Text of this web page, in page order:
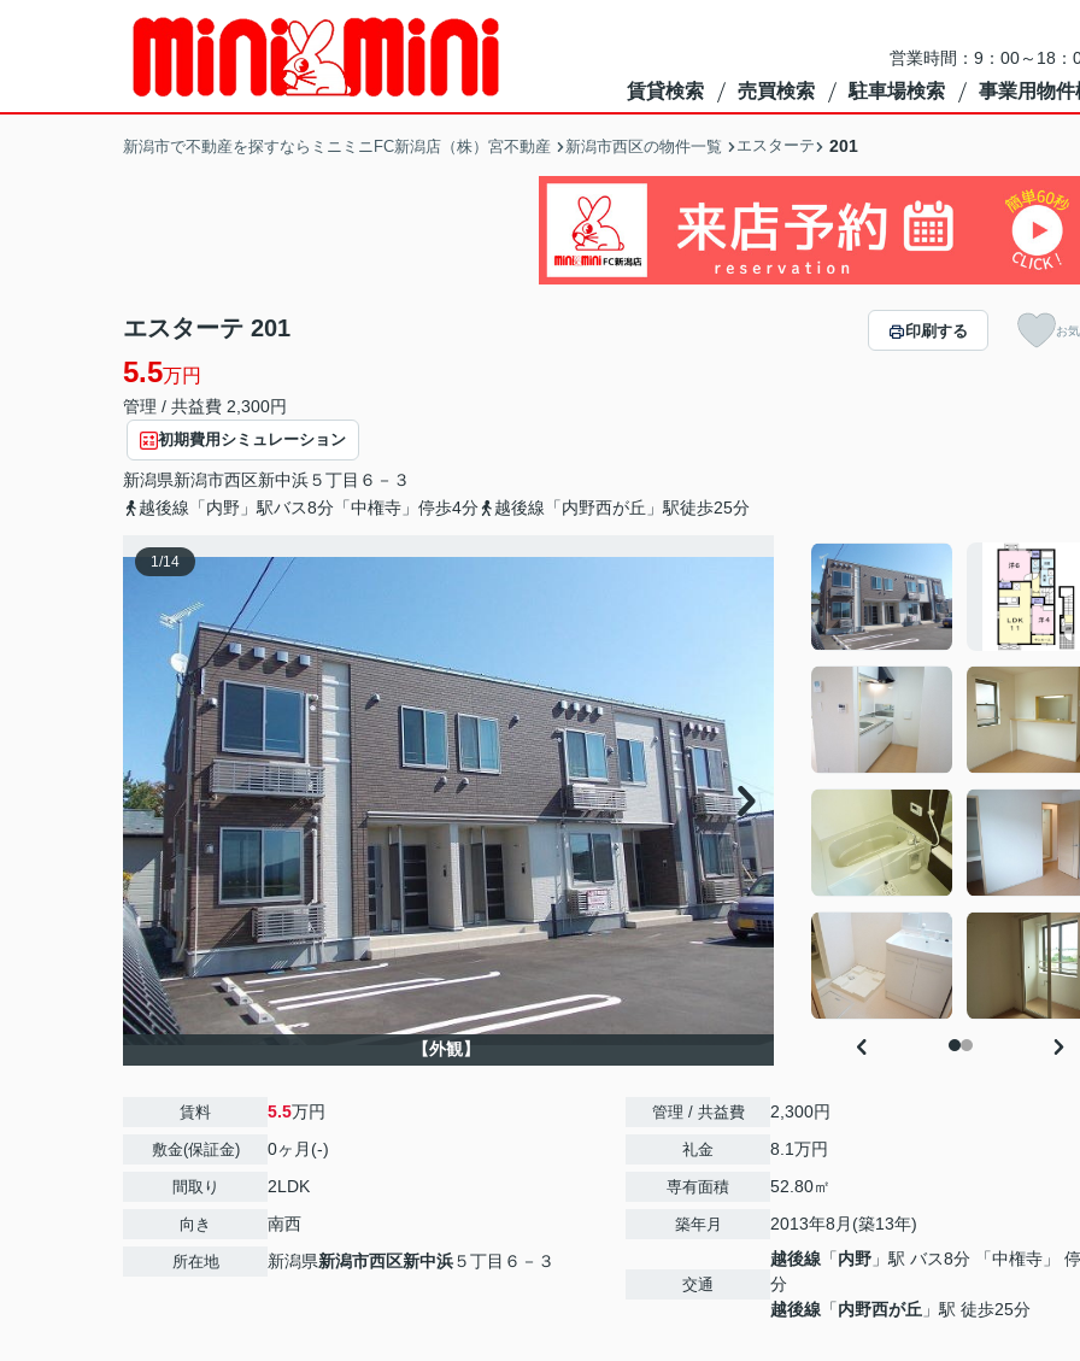
営業時間：9：00～18
賃貸検索 売買検索 駐車場検索 事業用物件
新潟市で不動産を探すならミニミニFC新潟店（株）宮不動産 新潟市西区の物件一覧 エスターテ 201
エスターテ 201
5.5万円
管理 / 共益費 2,300円
初期費用シミュレーション
新潟県新潟市西区新中浜５丁目６－３
越後線「内野」駅バス8分「中権寺」停歩4分
越後線「内野西が丘」駅徒歩25分
印刷する お
1/14
【外観】
賃料 5.5万円
敷金(保証金) 0ヶ月(-)
間取り 2LDK
向き 南西
所在地 新潟県新潟市西区新中浜５丁目６－３
管理 / 共益費 2,300円
礼金 8.1万円
専有面積 52.80㎡
築年月 2013年8月(築13年)
交通
越後線 「内野 」駅 バス8分 「中権寺」
分
越後線 「内野西が丘 」駅 徒歩25分